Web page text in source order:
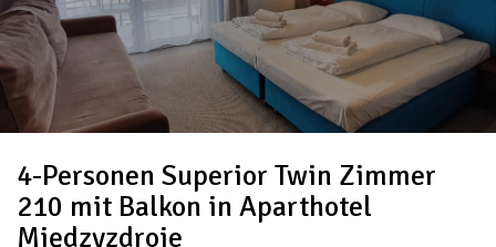
4-Personen Superior Twin Zimmer
210 mit Balkon in Aparthotel
Międzyzdroje